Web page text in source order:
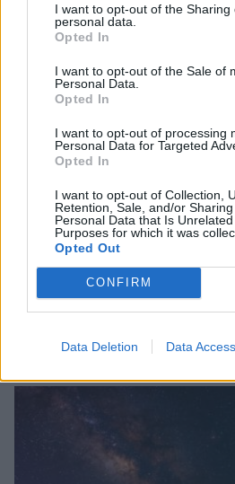
I want to opt-out of the Sharing
personal data.
Opted In
I want to opt-out of the Sale of
Personal Data.
Opted In
I want to opt-out of processing
Personal Data for Targeted
Opted In
I want to opt-out of Collection,
Retention, Sale, and/or
Personal Data that Is
Purposes for which it was
Opted Out
CONFIRM
Data Deletion Data Access